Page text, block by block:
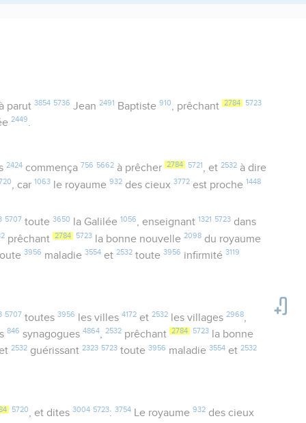
parut 3854 5736 Jean 2491 Baptiste 910 , prêchant 2784 5723
2449.
2424commença 756 5662à prêcher 2784 5721 , et 2532à dire
, car 1063 le royaume932 des cieux3772 est proche 1448
5707 toute 3650 la Galilée 1056, enseignant 1321 5723dans
prêchant 2784 5723 la bonne nouvelle2098 du royaume
3956 maladie3554 et2532 toute3956 infirmité3119
5707 toutes 3956 les villes 4172et 2532les villages 2968,
846 synagogues4864,2532 prêchant 2784 5723
la bonne
2532 guérissant2323 5723 toute3956 maladie3554 et2532
5720, et dites 3004 5723: 3754Le royaume 932des cieux